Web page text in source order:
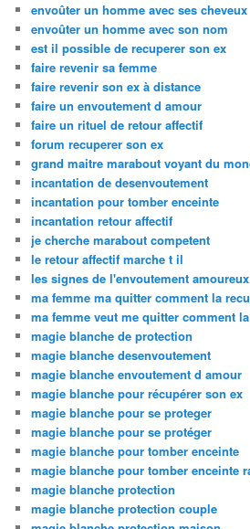
envoûter un homme avec ses cheveux
envoûter un homme avec son nom
est il possible de recuperer son ex
faire revenir sa femme
faire revenir son ex à distance
faire un envoutement d amour
faire un rituel de retour affectif
forum recuperer son ex
grand maitre marabout voyant du
incantation de desenvoutement
incantation pour tomber enceinte
incantation retour affectif
je cherche marabout competent
le retour affectif marche t il
les signes de l'envoutement amoureux
ma femme ma quitter comment la
ma femme veut me quitter comment
magie blanche de protection
magie blanche desenvoutement
magie blanche envoutement d amour
magie blanche pour récupérer son ex
magie blanche pour se proteger
magie blanche pour se protéger
magie blanche pour tomber enceinte
magie blanche pour tomber enceinte
magie blanche protection
magie blanche protection couple